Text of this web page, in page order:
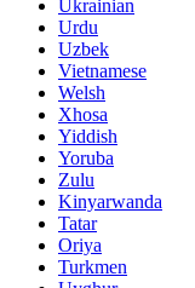
Ukrainian
Urdu
Uzbek
Vietnamese
Welsh
Xhosa
Yiddish
Yoruba
Zulu
Kinyarwanda
Tatar
Oriya
Turkmen